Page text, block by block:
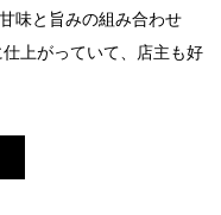
味と旨みの組み合わせ
仕上がっていて、店主も好